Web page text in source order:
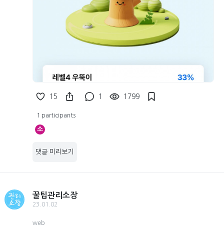
15 1 1799
1 participants
소
댓글 미리보기
꿀팁관리소장
23.01.02
web